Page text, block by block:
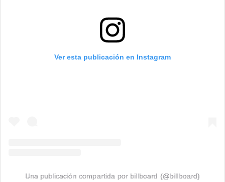
Ver esta publicación en Instagram
Una publicación compartida por billboard (@billboard)